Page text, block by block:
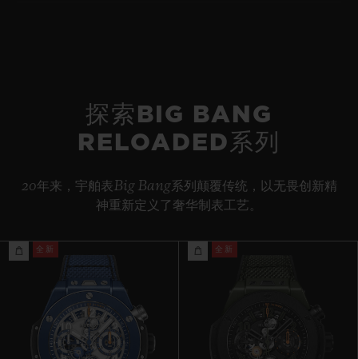
探索BIG BANG
RELOADED系列
20年来，宇舶表Big Bang系列颠覆传统，以无畏创新精
神重新定义了奢华制表工艺。
全新 全新